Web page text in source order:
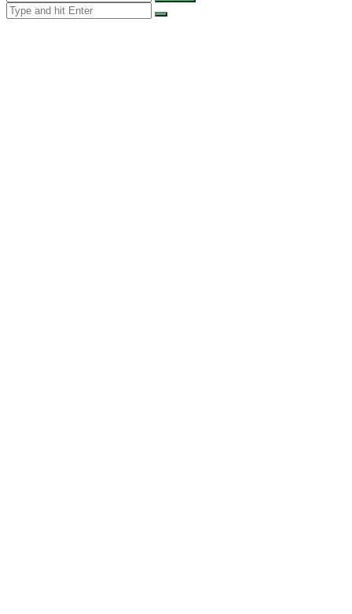
Close
Search